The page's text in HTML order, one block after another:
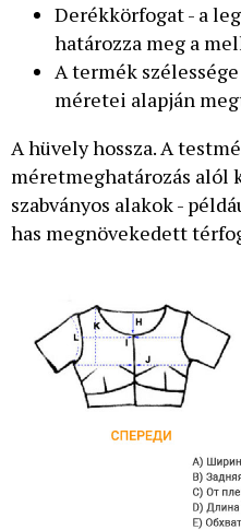
Derékkörfogat - a
határozza meg a
A termék
méretei alapján
A hüvely hossza. A
méretmeghatározás alól
szabványos alakok -
has megnövekedett